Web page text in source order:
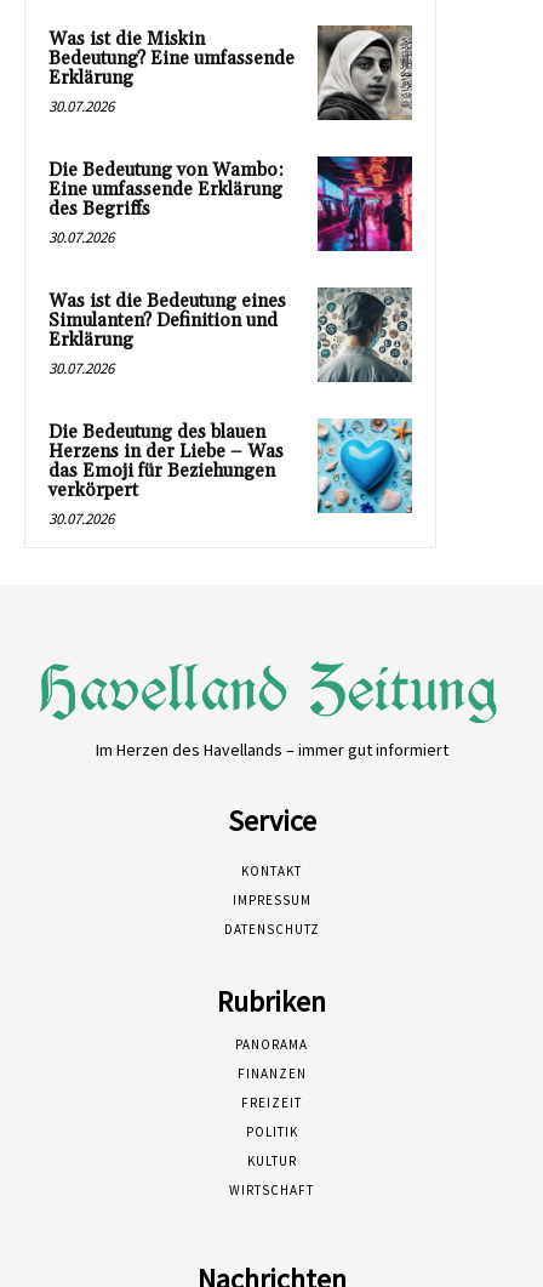
Was ist die Miskin
Bedeutung? Eine umfassende
Erklärung
30.07.2026
Die Bedeutung von Wambo:
Eine umfassende Erklärung
des Begriffs
30.07.2026
Was ist die Bedeutung eines
Simulanten? Definition und
Erklärung
30.07.2026
Die Bedeutung des blauen
Herzens in der Liebe – Was
das Emoji für Beziehungen
verkörpert
30.07.2026
Im Herzen des Havellands – immer gut informiert
Service
KONTAKT
IMPRESSUM
DATENSCHUTZ
Rubriken
PANORAMA
FINANZEN
FREIZEIT
POLITIK
KULTUR
WIRTSCHAFT
Nachrichten